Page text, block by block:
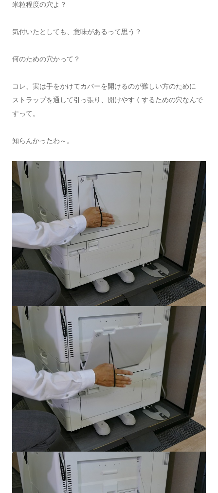
米粒程度の穴よ？
気付いたとしても、意味があるって思う？
何のための穴かって？
コレ、実は手をかけてカバーを開けるのが難しい方のために
ストラップを通して引っ張り、開けやすくするための穴なんで
すって。
知らんかったわ～。